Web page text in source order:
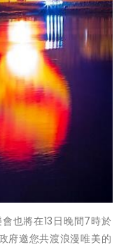
也將在13日晚間7時於
府邀您共渡浪漫唯美的